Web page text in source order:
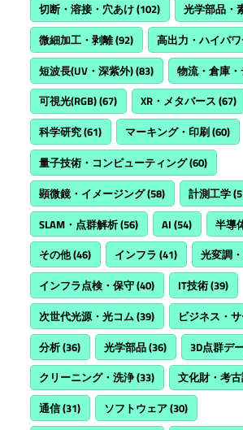
切断・溶接・穴あけ(102) 光学部品・
微細加工・剥離(92) 高出力・ハイパ
短波長(UV・深紫外)(83) 物流・倉庫
可視光(RGB)(67) XR・メタバース (67)
科学研究(61) マーキング・印刷(60)
量子技術・コンピューティング(60)
顕微鏡・イメージング(58) 計測工学
SLAM・点群解析(56) AI (54) 半導
その他(46) インフラ (41) 光変調
インフラ点検・保守(40) IT技術(39)
次世代光源・光コム(39) ビジネス・
分析(36) 光学部品(36) 3D点群デ
クリーニング・洗浄(33) 文化財・考
通信(31) ソフトウェア(30)